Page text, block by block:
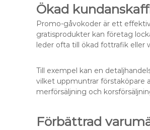
Ökad
Promo-gåvokoder är ett
gratisprodukter kan företag
leder ofta till ökad fottrafik eller
Till exempel kan en
vilket uppmuntrar förstaköpare
merförsäljning och
Förbättrad